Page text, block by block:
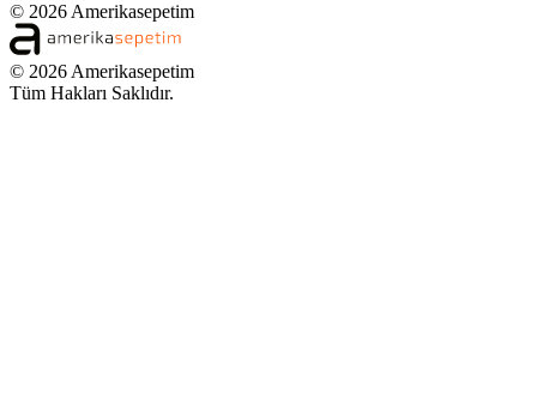
© 2026 Amerikasepetim
© 2026 Amerikasepetim
Tüm Hakları Saklıdır.